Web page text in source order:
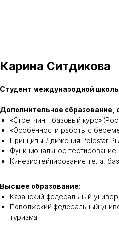
Карина Ситдикова
Студент международной
Дополнительное образование,
«Стретчинг, базовый курс»
«Особенности работы с
Принципы Движения Polestar
Функциональное тестирование
Кинезиотейпирование тела,
Высшее образование:
Казанский федеральный
Поволжский федеральный
туризма.